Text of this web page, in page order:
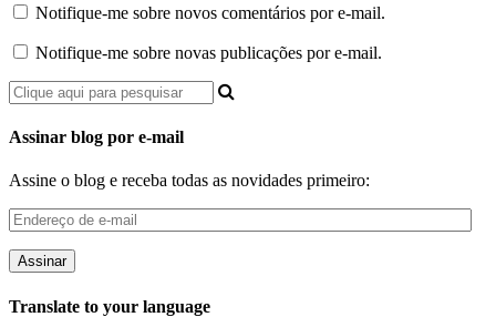
Notifique-me sobre novos comentários por e-mail.
Notifique-me sobre novas publicações por e-mail.
Assinar blog por e-mail
Assine o blog e receba todas as novidades primeiro:
Endereço
de
e-
mail
Translate to your language